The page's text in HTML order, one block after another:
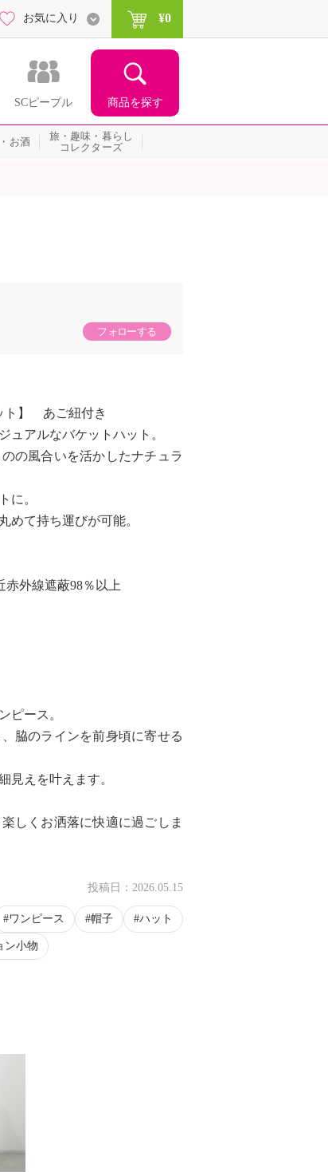
SCピープル 商品を探す
お気に入り ¥0
お酒
旅・趣味・暮らし
コレクターズ
フォローする
ト】 あご紐付き
ュアルなバケットハット。
の風合いを活かしたナチュラ
に。
めて持ち運びが可能。
外線遮蔽98％以上
ピース。
脇のラインを前身頃に寄せる
見えを叶えます。
しくお洒落に快適に過ごしま
投稿日： 2026.05.15
ワンピース 帽子 ハット
ン小物